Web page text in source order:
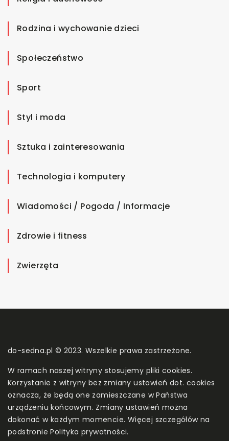
Rodzina i wychowanie dzieci
Społeczeństwo
Sport
Styl i moda
Sztuka i zainteresowania
Technologia i komputery
Wiadomości / Pogoda / Informacje
Zdrowie i fitness
Zwierzęta
do-sedna.pl © 2023. Wszelkie prawa zastrzeżone.
W ramach naszej witryny stosujemy pliki cookies.
Korzystanie z witryny bez zmiany ustawień dot. cookies
oznacza, że będą one zamieszczane w Państwa
urządzeniu końcowym. Zmiany ustawień można
dokonać w każdym momencie. Więcej szczegółów na
podstroniePolityka prywatności.